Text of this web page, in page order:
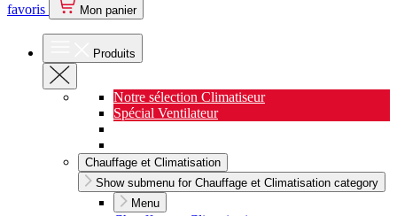
favoris
Mon panier
Produits
Notre sélection Climatiseur
Spécial Ventilateur
Chauffage et Climatisation
Show submenu for Chauffage et Climatisation category
Menu